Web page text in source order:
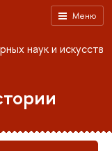
Меню
наук и искусств